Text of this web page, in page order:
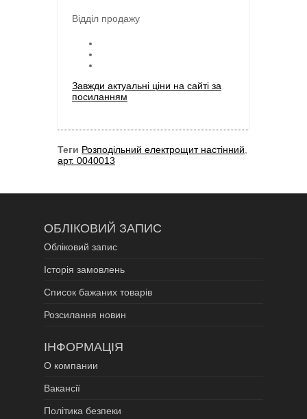
Відділ продажу
Завжди актуальні ціни на сайті за
посиланням
Теги Розподільний електрощит настінний
арт. 0040013
ОБЛІКОВИЙ ЗАПИС
Обліковий запис
Історія замовлень
Список бажаних товарів
Розсилання новин
ІНФОРМАЦІЯ
О компании
Вакансії
Політика безпеки